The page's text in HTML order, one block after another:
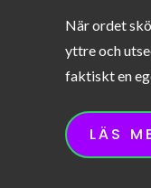
När ordet
yttre och
faktiskt en
LÄS